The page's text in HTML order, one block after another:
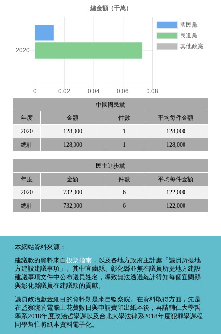
中國國民黨
年度 金額 件數 平均每件金額
2020 128,000 1 128,000
總計 128,000 1 128,000
民主進步黨
年度 金額 件數 平均每件金額
2020 732,000 6 122,000
總計 732,000 6 122,000
本網站資料來源：
建議款的資料來自投票指南 ，以及各地方政府主計處「議員所提地
方建設建議事項」。其中宜蘭縣、彰化縣並無在議員所提地方建設
建議事項文件中公布議員姓名，導致無法透過統計得知每個宜蘭縣
與彰化縣議員在建議款的貢獻。
議員政治獻金細目的資料則是來自監察院。在資料取得方面，先是
在監察院的電腦上花費數日與申請費印出紙本後，再請輔仁大學哲
學系2018年度政治哲學課以及台北大學法律系2018年度犯罪學課程
同學幫忙將紙本資料電子化。